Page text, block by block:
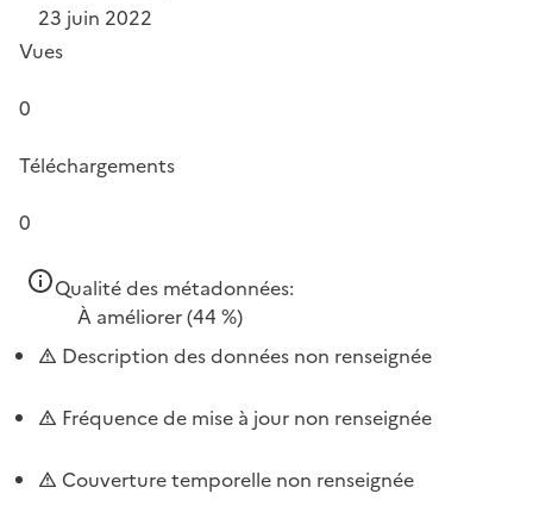
23 juin 2022
Vues
0
Téléchargements
0
Qualité des métadonnées:
À améliorer(44 %)
Description des données non renseignée
Fréquence de mise à jour non renseignée
Couverture temporelle non renseignée